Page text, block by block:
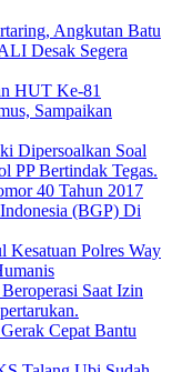
Angkutan Batu
Desak Segera
HUT Ke-81
Sampaikan
Dipersoalkan Soal
PP Bertindak Tegas.
40 Tahun 2017
(BGP) Di
Kesatuan Polres Way
Saat Izin
Cepat Bantu